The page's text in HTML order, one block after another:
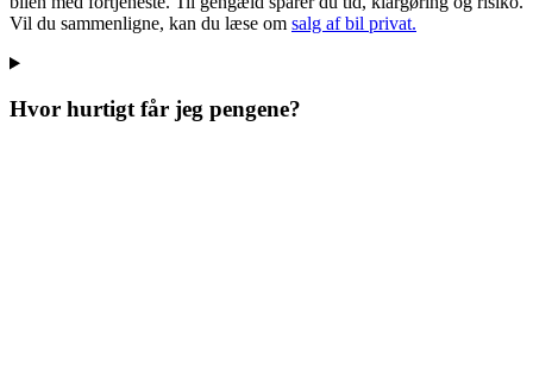
Vil du sammenligne, kan du læse om salg af bil privat.
Hvor hurtigt får jeg pengene?